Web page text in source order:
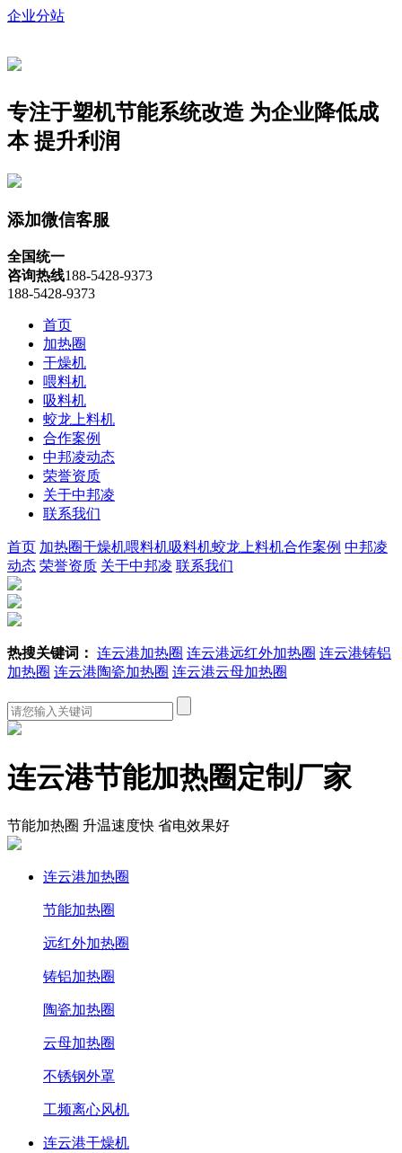
企业分站
专注于塑机节能系统改造 为企业降低成
本 提升利润
添加微信客服
全国统一
咨询热线188-5428-9373
188-5428-9373
首页
加热圈
干燥机
喂料机
吸料机
蛟龙上料机
合作案例
中邦凌动态
荣誉资质
关于中邦凌
联系我们
首页 加热圈干燥机喂料机吸料机蛟龙上料机合作案例 中邦凌
动态 荣誉资质 关于中邦凌 联系我们
热搜关键词： 连云港加热圈 连云港远红外加热圈 连云港铸铝
加热圈 连云港陶瓷加热圈 连云港云母加热圈
连云港节能加热圈定制厂家
节能加热圈 升温速度快 省电效果好
连云港加热圈
节能加热圈
远红外加热圈
铸铝加热圈
陶瓷加热圈
云母加热圈
不锈钢外罩
工频离心风机
连云港干燥机